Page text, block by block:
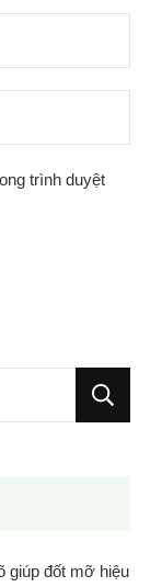
trình duyệt
giúp đốt mỡ hiệu